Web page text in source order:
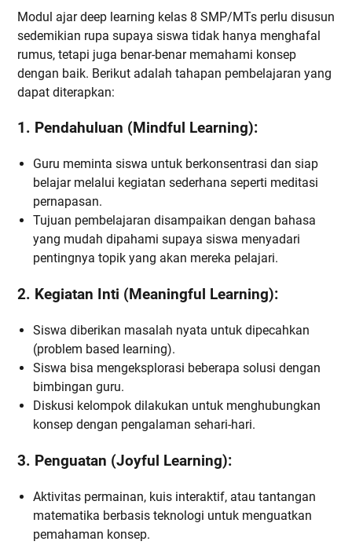
Modul ajar deep learning kelas 8 SMP/MTs perlu disusun
sedemikian rupa supaya siswa tidak hanya menghafal
rumus, tetapi juga benar-benar memahami konsep
dengan baik. Berikut adalah tahapan pembelajaran yang
dapat diterapkan:
1. Pendahuluan (Mindful Learning):
Guru meminta siswa untuk berkonsentrasi dan siap
belajar melalui kegiatan sederhana seperti meditasi
pernapasan.
Tujuan pembelajaran disampaikan dengan bahasa
yang mudah dipahami supaya siswa menyadari
pentingnya topik yang akan mereka pelajari.
2. Kegiatan Inti (Meaningful Learning):
Siswa diberikan masalah nyata untuk dipecahkan
(problem based learning).
Siswa bisa mengeksplorasi beberapa solusi dengan
bimbingan guru.
Diskusi kelompok dilakukan untuk menghubungkan
konsep dengan pengalaman sehari-hari.
3. Penguatan (Joyful Learning):
Aktivitas permainan, kuis interaktif, atau tantangan
matematika berbasis teknologi untuk menguatkan
pemahaman konsep.